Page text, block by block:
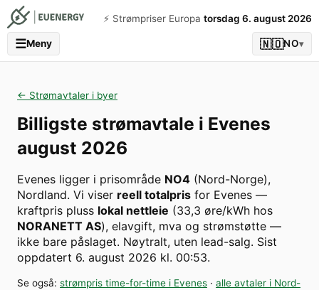
⚡️ Strømpriser Europa torsdag 6. august 2026
☰Meny 🇳🇴NO▾
← Strømavtaler i byer
Billigste strømavtale i Evenes
august 2026
Evenes ligger i prisområde NO4 (Nord-Norge),
Nordland. Vi viser reell totalpris for Evenes —
kraftpris pluss lokal nettleie (33,3 øre/kWh hos
NORANETT AS), elavgift, mva og strømstøtte —
ikke bare påslaget. Nøytralt, uten lead-salg. Sist
oppdatert 6. august 2026 kl. 00:53.
Se også: strømpris time-for-time i Evenes · alle avtaler i Nord-